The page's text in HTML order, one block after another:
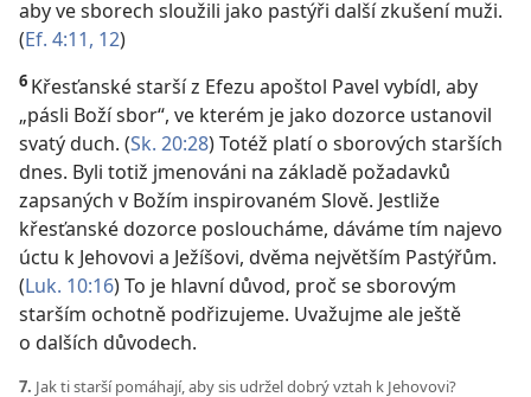
aby ve sborech sloužili jako pastýři další zkušení muži.
(Ef. 4:11, 12)
6 Křesťanské starší z Efezu apoštol Pavel vybídl, aby
„pásli Boží sbor“, ve kterém je jako dozorce ustanovil
svatý duch. (Sk. 20:28) Totéž platí o sborových starších
dnes. Byli totiž jmenováni na základě požadavků
zapsaných v Božím inspirovaném Slově. Jestliže
křesťanské dozorce posloucháme, dáváme tím najevo
úctu k Jehovovi a Ježíšovi, dvěma největším Pastýřům.
(Luk. 10:16) To je hlavní důvod, proč se sborovým
starším ochotně podřizujeme. Uvažujme ale ještě
o dalších důvodech.
7. Jak ti starší pomáhají, aby sis udržel dobrý vztah k Jehovovi?